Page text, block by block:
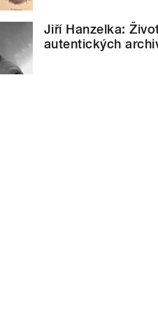
Jiří Hanzelka:
autentických